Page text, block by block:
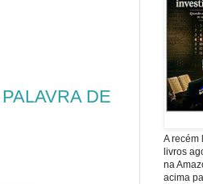
DE
A recém
livros
na
acima